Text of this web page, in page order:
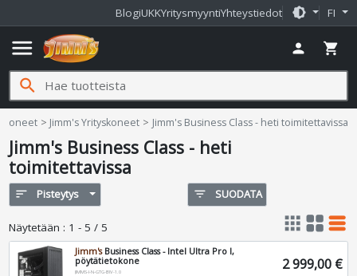
BlogiUKKYritysmyyntiYhteystiedot brightness_medium FI
menu person shopping_cart
search
Jimm's Yrityskoneet Jimm's Business Class - heti toimitettavissa
Jimm's Business Class - heti
toimitettavissa
sort Pisteytys filter_list SUODATA
Näytetään : 1 - 5 / 5 apps grid_view table_rows
Jimm'sBusiness Class - Intel Ultra Pro I,
pöytätietokone
JIMMS-I-N-GTG-BIV-1.0 2 999,00 €